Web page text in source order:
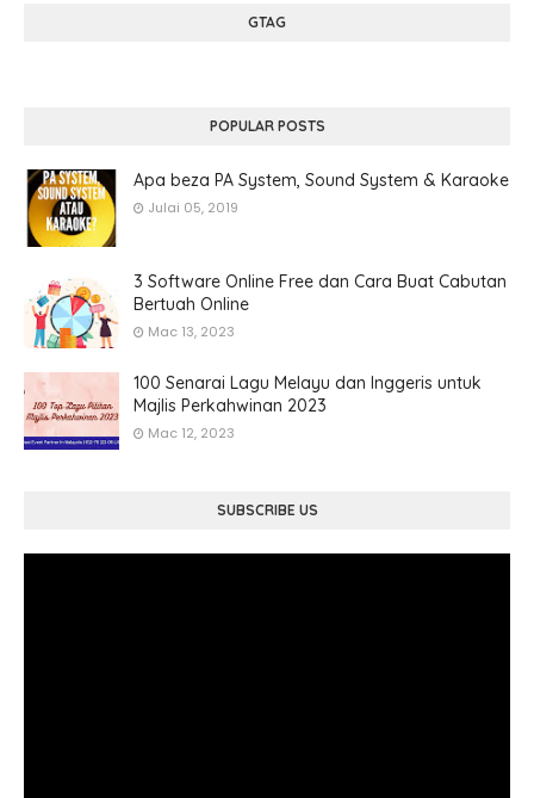
GTAG
POPULAR POSTS
Apa beza PA System, Sound System & Karaoke
Julai 05, 2019
3 Software Online Free dan Cara Buat Cabutan
Bertuah Online
Mac 13, 2023
100 Senarai Lagu Melayu dan Inggeris untuk
Majlis Perkahwinan 2023
Mac 12, 2023
SUBSCRIBE US